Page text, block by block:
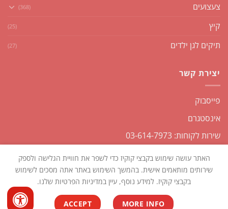
צעצועים (368)
קיץ (25)
תיקים לגן ילדים (27)
יצירת קשר
פייסבוק
אינסטגרם
שירות לקוחות: 03-614-7973
כל הזכויות שמורות2026 © שקליקו| נבנה ומנוהל על ידי
WEmanage -
ניהול אתרים
האתר עושה שימוש בקבצי קוקיז כדי לשפר את חוויית הגלישה ולספק
שירותים מותאמים אישית. בהמשך השימוש באתר אתה מסכים לשימוש
בקבצי קוקיז. למידע נוסף, עיין במדיניות הפרטיות שלנו.
MORE INFO
ACCEPT